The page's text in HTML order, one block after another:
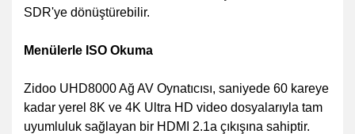
SDR'ye dönüştürebilir.
Menülerle ISO Okuma
Zidoo UHD8000 Ağ AV Oynatıcısı, saniyede 60 kareye
kadar yerel 8K ve 4K Ultra HD video dosyalarıyla tam
uyumluluk sağlayan bir HDMI 2.1a çıkışına sahiptir.